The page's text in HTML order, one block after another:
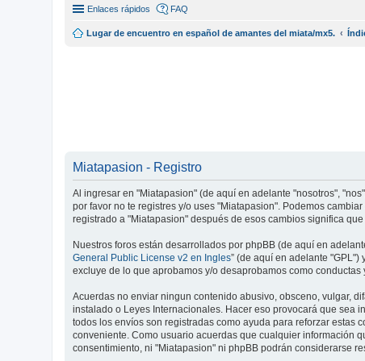
Enlaces rápidos FAQ
Lugar de encuentro en español de amantes del miata/mx5.
Miatapasion - Registro
Al ingresar en "Miatapasion" (de aquí en adelante "nosotros",
por favor no te registres y/o uses "Miatapasion". Podemos
registrado a "Miatapasion" después de esos cambios significa
Nuestros foros están desarrollados por phpBB (de aquí en
General Public License v2 en Ingles” (de aquí en adelante "GPL")
excluye de lo que aprobamos y/o desaprobamos como
Acuerdas no enviar ningun contenido abusivo, obsceno, vulgar,
instalado o Leyes Internacionales. Hacer eso provocará que sea
todos los envíos son registradas como ayuda para reforzar estas
conveniente. Como usuario acuerdas que cualquier información
consentimiento, ni "Miatapasion" ni phpBB podrán considerarse